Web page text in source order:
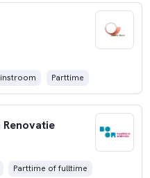
Parttime
Parttime of fulltime